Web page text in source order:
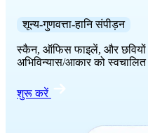
शून्य-गुणवत्ता-हानि संपीड़न
स्कैन, ऑफिस फाइलें, और छवियों
अभिविन्यास/आकार को
शुरू करें